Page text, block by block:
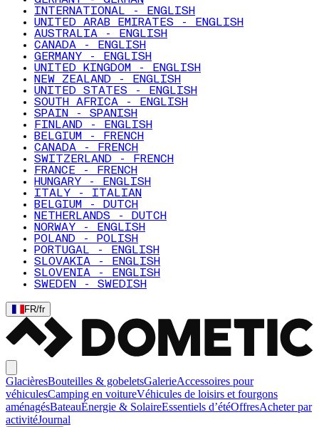
INTERNATIONAL - ENGLISH
UNITED ARAB EMIRATES - ENGLISH
AUSTRALIA - ENGLISH
CANADA - ENGLISH
GERMANY - ENGLISH
UNITED KINGDOM - ENGLISH
NEW ZEALAND - ENGLISH
UNITED STATES - ENGLISH
SOUTH AFRICA - ENGLISH
SPAIN - SPANISH
FINLAND - ENGLISH
BELGIUM - FRENCH
CANADA - FRENCH
SWITZERLAND - FRENCH
FRANCE - FRENCH
HUNGARY - ENGLISH
ITALY - ITALIAN
BELGIUM - DUTCH
NETHERLANDS - DUTCH
NORWAY - ENGLISH
POLAND - POLISH
PORTUGAL - ENGLISH
SLOVAKIA - ENGLISH
SLOVENIA - ENGLISH
SWEDEN - SWEDISH
FR/fr
GlacièresBouteilles & gobeletsGalerieAccessoires pour
véhiculesCamping en voitureVéhicules de loisirs et fourgons
aménagésBateauÉnergie & SolaireEssentiels d’étéOffresAcheter par
activitéJournal